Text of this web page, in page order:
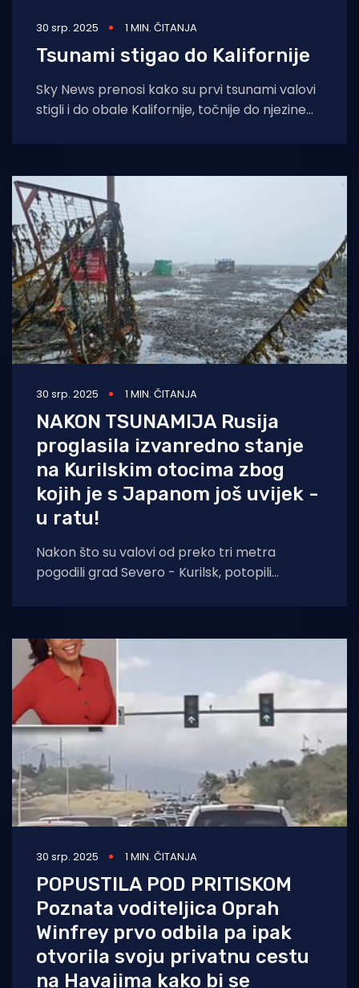
30 srp. 2025 1 MIN. ČITANJA
Tsunami stigao do Kalifornije
Sky News prenosi kako su prvi tsunami valovi
stigli i do obale Kalifornije, točnije do njezine
30 srp. 2025 1 MIN. ČITANJA
NAKON TSUNAMIJA Rusija
proglasila izvanredno stanje
na Kurilskim otocima zbog
kojih je s Japanom još uvijek -
u ratu!
Nakon što su valovi od preko tri metra
pogodili grad Severo - Kurilsk, potopili
30 srp. 2025 1 MIN. ČITANJA
POPUSTILA POD PRITISKOM
Poznata voditeljica Oprah
Winfrey prvo odbila pa ipak
otvorila svoju privatnu cestu
na Havajima kako bi se